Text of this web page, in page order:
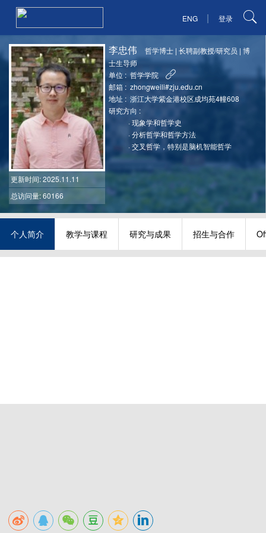
ENG | 登录
更新时间: 2025.11.11
总访问量: 60166
李忠伟 哲学博士 |长聘副教授/研究员 |博
士生导师
单位 : 哲学学院
邮箱 : zhongweili#zju.edu.cn
地址 : 浙江大学紫金港校区成均苑4幢608
研究方向 :
·现象学和哲学史
·分析哲学和哲学方法
·交叉哲学，特别是脑机智能哲学
个人简介 教学与课程 研究与成果 招生与合作